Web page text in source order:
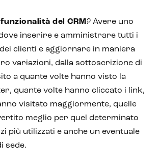
virtuali
funzionalità del CRM ? Avere uno
inserire e amministrare tutti i
clienti e aggiornare in maniera
variazioni, dalla sottoscrizione di
a quante volte hanno visto la
quante volte hanno cliccato i link,
visitato maggiormente, quelle
meglio per quel determinato
più utilizzati e anche un eventuale
sede.